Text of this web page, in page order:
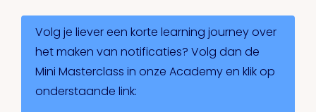
Volg je liever een korte learning journey over
het maken van notificaties? Volg dan de
Mini Masterclass in onze Academy en klik op
onderstaande link: